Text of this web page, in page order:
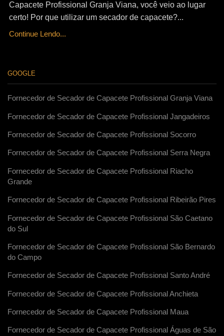
Capacete Profissional Granja Viana, você veio ao lugar
certo! Por que utilizar um secador de capacete?...
Continue Lendo...
GOOGLE
Fornecedor de Secador de Capacete Profissional Granja Viana
Fornecedor de Secador de Capacete Profissional Jangadeiros
Fornecedor de Secador de Capacete Profissional Socorro
Fornecedor de Secador de Capacete Profissional Serra Negra
Fornecedor de Secador de Capacete Profissional Riacho
Grande
Fornecedor de Secador de Capacete Profissional Ribeirão Pires
Fornecedor de Secador de Capacete Profissional São Caetano
do Sul
Fornecedor de Secador de Capacete Profissional São Bernardo
do Campo
Fornecedor de Secador de Capacete Profissional Santo André
Fornecedor de Secador de Capacete Profissional Anchieta
Fornecedor de Secador de Capacete Profissional Maua
Fornecedor de Secador de Capacete Profissional Águas de São